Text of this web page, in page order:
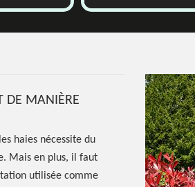
DE MANIÈRE
haies nécessite du
Mais en plus, il faut
utilisée comme